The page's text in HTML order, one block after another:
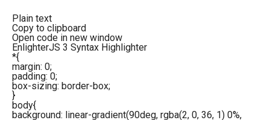
Plain text
Copy to clipboard
Open code in new window
EnlighterJS 3 Syntax Highlighter
*{
margin: 0;
padding: 0;
box-sizing: border-box;
}
body{
background: linear-gradient(90deg, rgba(2, 0, 36, 1) 0%,